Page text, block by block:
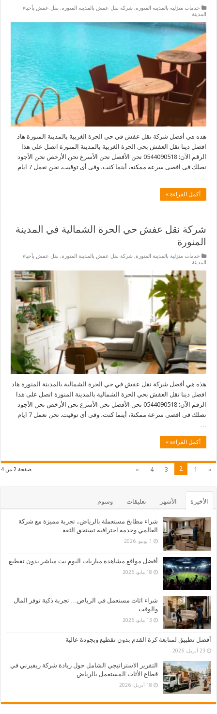
خدمات منزلية بالمدينة المنورة,شركة نقل عفش بالمدينة المنورة, نقل عفش بأحياء
المدينة
هذه هي أفضل شركة نقل عفش في حي الحرة الغربية بالمدينة المنورة هاد
افضل دينا نقل العفش بحي الحرة الغربية بالمدينة المنورة اتصل على هذا
الرقم الآن: 0544090518 نحن الأفضل نحن الأسرع نحن الأرخص نحن الأجود
نصلك فى اقصى سرعة ممكنة، أينما كنت، وفى أى توقيت. نحن نعمل 7 ايام
أكمل القراءة »
شركة نقل عفش حي الحرة الشمالية في المدينة
المنورة
خدمات منزلية بالمدينة المنورة,شركة نقل عفش بالمدينة المنورة, نقل عفش بأحياء
المدينة
هذه هي أفضل شركة نقل عفش في حي الحرة الشمالية بالمدينة المنورة هاد
افضل دينا نقل العفش بحي الحرة الشمالية بالمدينة المنورة اتصل على هذا
الرقم الآن: 0544090518 نحن الأفضل نحن الأسرع نحن الأرخص نحن الأجود
نصلك فى اقصى سرعة ممكنة، أينما كنت، وفى أى توقيت. نحن نعمل 7 ايام
…
أكمل القراءة »
صفحة 2 من 4 «
1
2
3
4
»
الأخيرة الأشهر تعليقات وسوم
شراء مطابخ مستعملة بالرياض.. تجربة مميزة مع شركة
العالمي وخدمة احترافية تستحق الثقة
1 يونيو، 2026
أفضل مواقع مشاهدة مباريات اليوم بث مباشر بدون تقطيع
18 مايو، 2026
شراء اثاث مستعمل في الرياض… تجربة ذكية توفر المال
والوقت
13 مايو، 2026
أفضل تطبيق لمتابعة كرة القدم بدون تقطيع وبجودة عالية
23 أبريل، 2026
التقرير الاستراتيجي الشامل حول ريادة شركة ريفيرني في
قطاع الأثاث المستعمل بالرياض
18 أبريل، 2026